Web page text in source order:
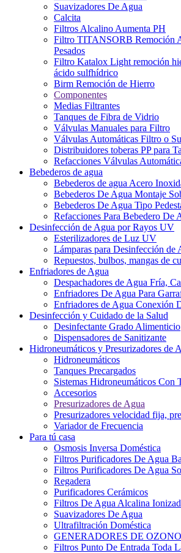
Suavizadores De Agua
Calcita
Filtros Alcalino Aumenta PH
Filtro TITANSORB Remoción
Pesados
Filtro Katalox Light remoción
ácido sulfhídrico
Birm Remoción de Hierro
Componentes
Medias Filtrantes
Tanques de Fibra de Vidrio
Válvulas Manuales para Filtro
Válvulas Automáticas Filtro o
Distribuidores toberas PP para
Refacciones Válvulas
Bebederos de agua
Bebederos de agua Acero
Bebederos De Agua Montaje
Bebederos De Agua Tipo
Refacciones Para Bebedero De
Desinfección de Agua por Rayos UV
Esterilizadores de Luz UV
Lámparas para Desinfección
Repuestos, bulbos, mangas de
Enfriadores de Agua
Despachadores de Agua Fría,
Enfriadores De Agua Para
Enfriadores de Agua Conexión
Desinfección y Cuidado de la Salud
Desinfectante Grado Alimenticio
Dispensadores de Sanitizante
Hidroneumáticos y Presurizadores de
Hidroneumáticos
Tanques Precargados
Sistemas Hidroneumáticos Con
Accesorios
Presurizadores de Agua
Presurizadores velocidad fija,
Variador de Frecuencia
Para tú casa
Osmosis Inversa Doméstica
Filtros Purificadores De Agua
Filtros Purificadores De Agua
Regadera
Purificadores Cerámicos
Filtros De Agua Alcalina
Suavizadores De Agua
Ultrafiltración Doméstica
GENERADORES DE OZONO
Filtros Punto De Entrada Toda